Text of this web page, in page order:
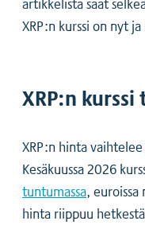
XRP:n kurssi on nyt
XRP:n kurssi
XRP:n hinta
Kesäkuussa 2026
tuntumassa, euroissa
hinta riippuu